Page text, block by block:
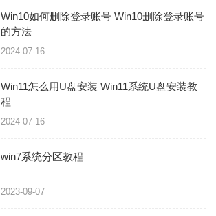
Win10如何删除登录账号 Win10删除登录账号
的方法
2024-07-16
Win11怎么用U盘安装 Win11系统U盘安装教
程
2024-07-16
win7系统分区教程
2023-09-07